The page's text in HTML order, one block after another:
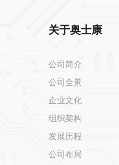
关于奥士康
公司简介
公司全景
企业文化
组织架构
发展历程
公司布局